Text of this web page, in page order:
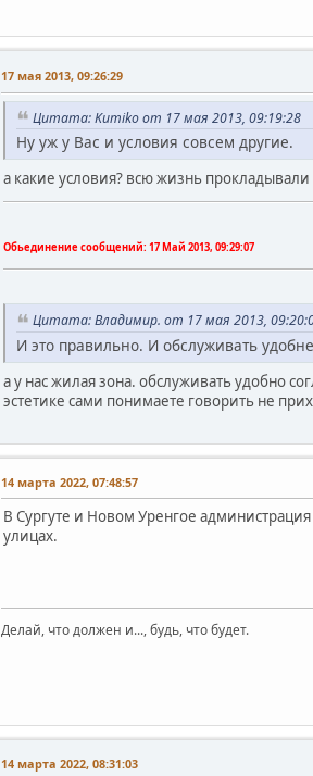
17 мая 2013, 09:26:29
Цитата: Kumiko от 17 мая 2013, 09:19:28
Ну уж у Вас и условия совсем другие.
а какие условия? всю жизнь
Обьединение сообщений: 17 Май 2013, 09:29:07
Цитата: Владимир. от 17 мая 2013,
И это правильно. И обслуживать
а у нас жилая зона. обслуживать удобно
эстетике сами понимаете говорить не
14 марта 2022, 07:48:57
В Сургуте и Новом Уренгое
улицах.
Делай, что должен и..., будь, что будет.
14 марта 2022, 08:31:03